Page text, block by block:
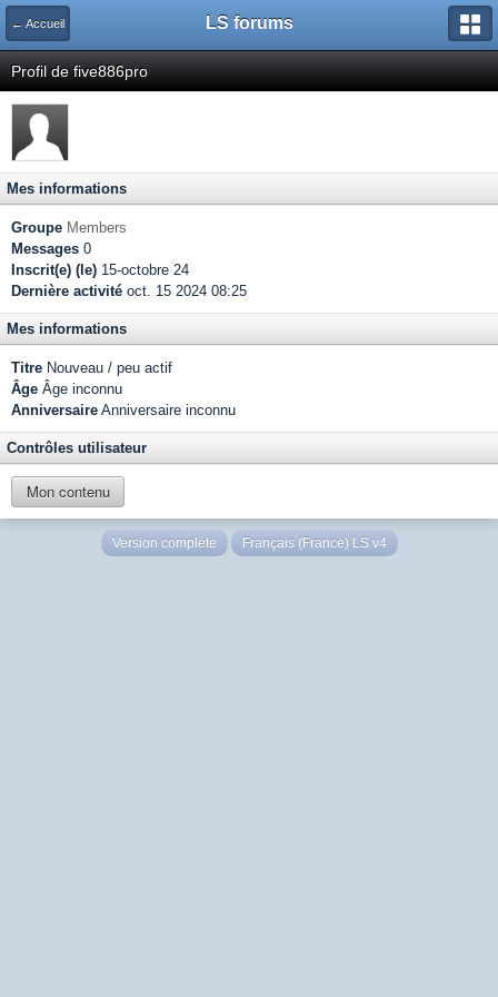
← Accueil LS forums
Profil de five886pro
Mes informations
Groupe Members
Messages 0
Inscrit(e) (le) 15-octobre 24
Dernière activité oct. 15 2024 08:25
Mes informations
Titre Nouveau / peu actif
Âge Âge inconnu
Anniversaire Anniversaire inconnu
Contrôles utilisateur
Mon contenu
Version complète Français (France) LS v4